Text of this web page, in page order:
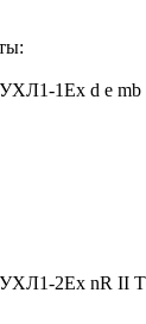
1Ex d e mb
2Ex nR II